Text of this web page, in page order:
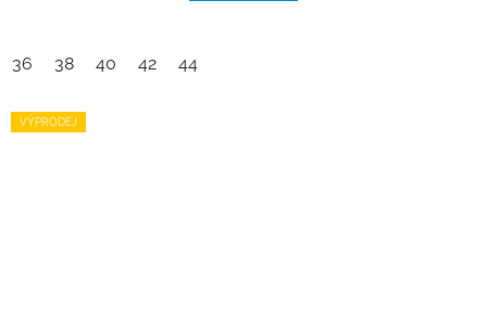
36 38 40 42 44
VÝPRODEJ